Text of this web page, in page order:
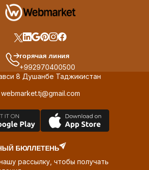
горячая линия
+992970400500
8 Душанбе Таджикистан
webmarket.tj@gmail.com
БЮЛЛЕТЕНЬ
рассылку, чтобы получать